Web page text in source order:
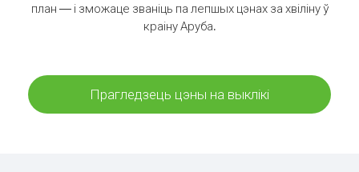
план — і зможаце званіць па лепшых цэнах за хвіліну ў
краіну Аруба.
Прагледзець цэны на выклікі